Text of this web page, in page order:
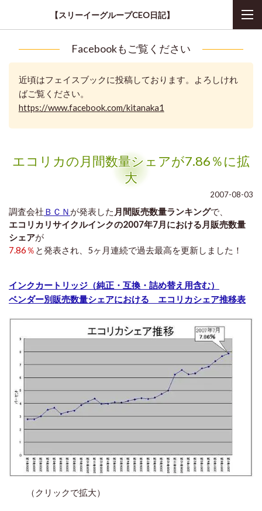
【スリーイーグループCEO日記】
Facebookもご覧ください
近頃はフェイスブックに投稿しております。よろしけれ
ばご覧ください。
https://www.facebook.com/kitanaka1
エコリカの月間数量シェアが7.86％に拡
大
2007-08-03
調査会社 ＢＣＮ が発表した 月間販売数量ランキングで、
エコリカリサイクルインクの2007年7月における月販売数量
シェアが
7.86％ と発表され、5ヶ月連続で過去最高を更新しました！
インクカートリッジ（純正・互換・詰め替え用含む）
ベンダー別販売数量シェアにおける エコリカシェア推移表
（クリックで拡大）